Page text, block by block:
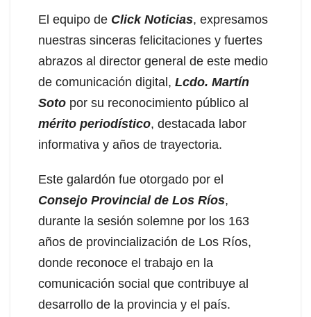
El equipo de Click Noticias, expresamos
nuestras sinceras felicitaciones y fuertes
abrazos al director general de este medio
de comunicación digital, Lcdo. Martín
Soto por su reconocimiento público al
mérito periodístico, destacada labor
informativa y años de trayectoria.
Este galardón fue otorgado por el
Consejo Provincial de Los Ríos,
durante la sesión solemne por los 163
años de provincialización de Los Ríos,
donde reconoce el trabajo en la
comunicación social que contribuye al
desarrollo de la provincia y el país.